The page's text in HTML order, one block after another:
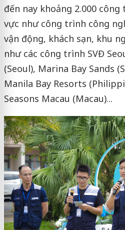
đến nay khoảng 2.000
vực như công trình công
vận động, khách sạn, khu
như các công trình SVĐ
(Seoul), Marina Bay Sands
Manila Bay Resorts
Seasons Macau (Macau)...